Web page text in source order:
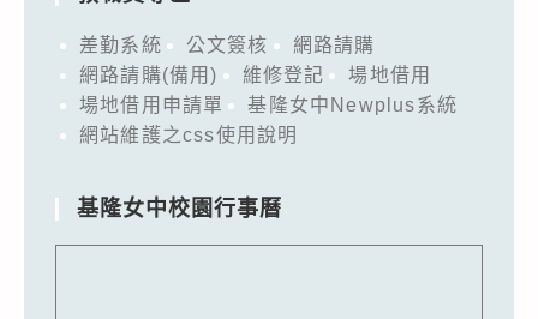
差勤系統 公文簽核
網路請購
網路請購(備用)
維修登記
場地借用
場地借用申請單
基隆女中Newplus系統
網站維護之css使用說明
基隆女中校園行事曆